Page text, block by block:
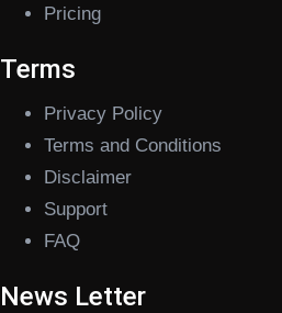
Pricing
Terms
Privacy Policy
Terms and Conditions
Disclaimer
Support
FAQ
News Letter